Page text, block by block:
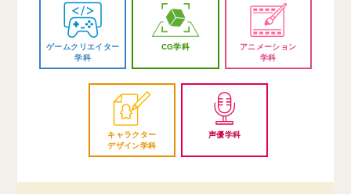
ゲームクリエイター
学科
CG学科
アニメーション
学科
キャラクター
デザイン学科
声優学科